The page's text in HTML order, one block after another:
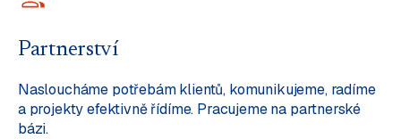
Partnerství
Nasloucháme potřebám klientů, komunikujeme, radíme
a projekty efektivně řídíme. Pracujeme na partnerské
bázi.